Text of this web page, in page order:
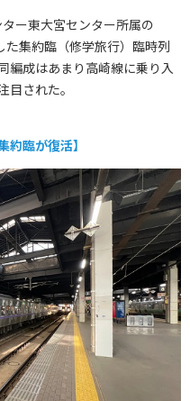
ー東大宮センター所属の
集約臨（修学旅行）臨時列
編成はあまり高崎線に乗り入
された。
臨が復活】